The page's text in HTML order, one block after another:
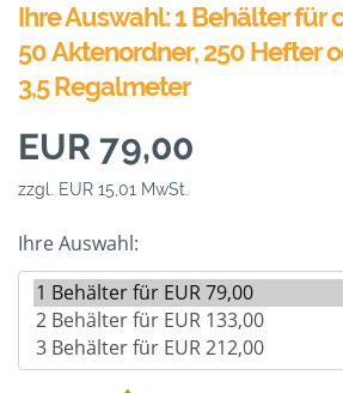
Ihre Auswahl: 1 Behälter für
50 Aktenordner, 250 Hefter
3,5 Regalmeter
EUR 79,00
zzgl. EUR 15,01 MwSt.
Ihre Auswahl: